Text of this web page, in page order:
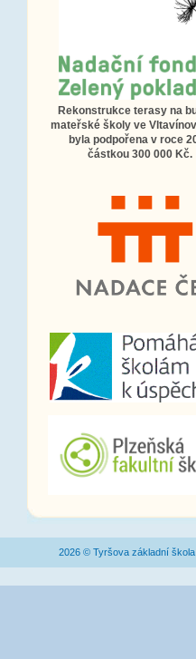
Rekonstrukce terasy na
mateřské školy ve
byla podpořena v roce
částkou 300 000 Kč.
2026 © Tyršova základní